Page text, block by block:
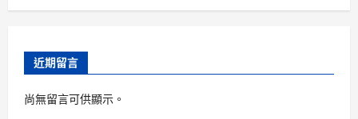
近期留言
尚無留言可供顯示。